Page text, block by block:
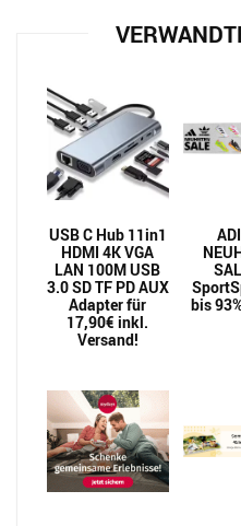
USB C Hub 11in1
HDMI 4K VGA
LAN 100M USB
3.0 SD TF PD AUX
Adapter für
17,90€ inkl.
Versand!
bis